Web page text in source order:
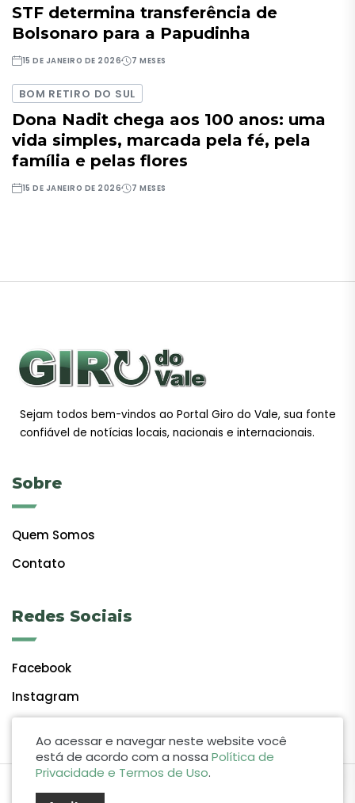
STF determina transferência de
Bolsonaro para a Papudinha
15 DE JANEIRO DE 2026 7 MESES
BOM RETIRO DO SUL
Dona Nadit chega aos 100 anos: uma
vida simples, marcada pela fé, pela
família e pelas flores
15 DE JANEIRO DE 2026 7 MESES
Sejam todos bem-vindos ao Portal Giro do Vale, sua fonte
confiável de notícias locais, nacionais e internacionais.
Sobre
Quem Somos
Contato
Redes Sociais
Facebook
Instagram
Ao acessar e navegar neste website você
está de acordo com a nossa Política de
Privacidade e Termos de Uso.